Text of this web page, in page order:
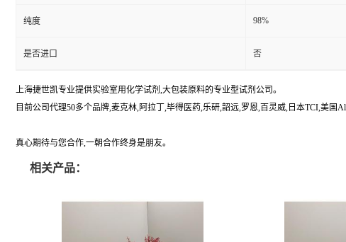
纯度 98%
是否进口 否
上海捷世凯专业提供实验室用化学试剂,大包装原料的专业型试剂公司。
目前公司代理50多个品牌,麦克林,阿拉丁,毕得医药,乐研,韶远,罗恩,百灵威,日本TCI,美国
真心期待与您合作,一朝合作终身是朋友。
相关产品：